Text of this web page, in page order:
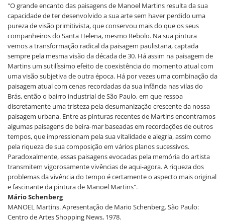
"O grande encanto das paisagens de Manoel Martins resulta da sua
capacidade de ter desenvolvido a sua arte sem haver perdido uma
pureza de visão primitivista, que conservou mais do que os seus
companheiros do Santa Helena, mesmo Rebolo. Na sua pintura
vemos a transformação radical da paisagem paulistana, captada
sempre pela mesma visão da década de 30. Há assim na paisagem de
Martins um sutilíssimo efeito de coexistência do momento atual com
uma visão subjetiva de outra época. Há por vezes uma combinação da
paisagem atual com cenas recordadas da sua infância nas vilas do
Brás, então o bairro industrial de São Paulo, em que ressoa
discretamente uma tristeza pela desumanização crescente da nossa
paisagem urbana. Entre as pinturas recentes de Martins encontramos
algumas paisagens de beira-mar baseadas em recordações de outros
tempos, que impressionam pela sua vitalidade e alegria, assim como
pela riqueza de sua composição em vários planos sucessivos.
Paradoxalmente, essas paisagens evocadas pela memória do artista
transmitem vigorosamente vivências de aqui-agora. A riqueza dos
problemas da vivência do tempo é certamente o aspecto mais original
e fascinante da pintura de Manoel Martins".
Mário Schenberg
MANOEL Martins. Apresentação de Mario Schenberg. São Paulo:
Centro de Artes Shopping News, 1978.